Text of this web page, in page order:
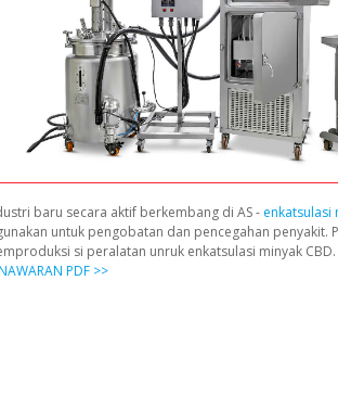
baru secara aktif berkembang di AS - enkatsulasi
untuk pengobatan dan pencegahan penyakit.
si peralatan unruk enkatsulasi minyak CBD.
PDF >>